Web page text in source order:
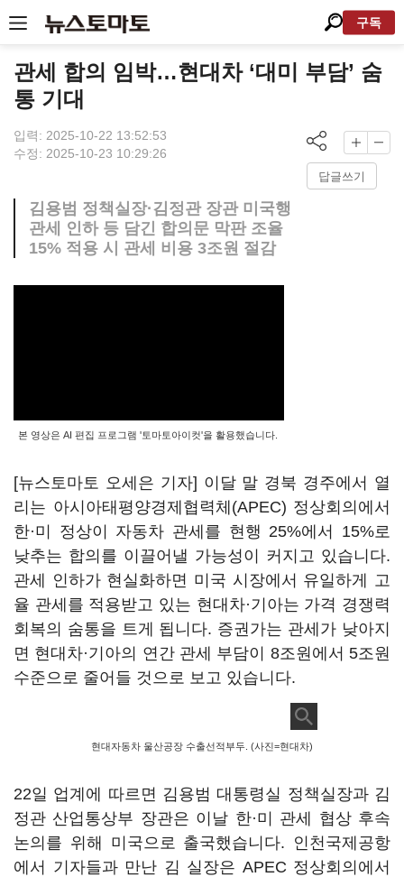
구독
관세 합의 임박…현대차 ‘대미 부담’ 숨
통 기대
입력: 2025-10-22 13:52:53
수정: 2025-10-23 10:29:26
답글쓰기
김용범 정책실장·김정관 장관 미국행
관세 인하 등 담긴 합의문 막판 조율
15% 적용 시 관세 비용 3조원 절감
본 영상은 AI 편집 프로그램 '토마토아이컷'을 활용했습니다.
[뉴스토마토 오세은 기자] 이달 말 경북 경주에서 열
리는 아시아태평양경제협력체(APEC) 정상회의에서
한·미 정상이 자동차 관세를 현행 25%에서 15%로
낮추는 합의를 이끌어낼 가능성이 커지고 있습니다.
관세 인하가 현실화하면 미국 시장에서 유일하게 고
율 관세를 적용받고 있는 현대차·기아는 가격 경쟁력
회복의 숨통을 트게 됩니다. 증권가는 관세가 낮아지
면 현대차·기아의 연간 관세 부담이 8조원에서 5조원
수준으로 줄어들 것으로 보고 있습니다.
현대자동차 울산공장 수출선적부두. (사진=현대차)
22일 업계에 따르면 김용범 대통령실 정책실장과 김
정관 산업통상부 장관은 이날 한·미 관세 협상 후속
논의를 위해 미국으로 출국했습니다. 인천국제공항
에서 기자들과 만난 김 실장은 APEC 정상회의에서